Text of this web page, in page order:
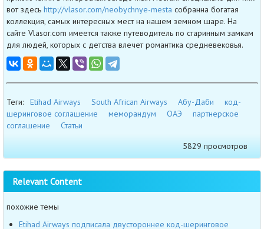
вот здесь http://vlasor.com/neobychnye-mesta собранна богатая
коллекция, самых интересных мест на нашем земном шаре. На
сайте Vlasor.com имеется также путеводитель по старинным замкам
для людей, которых с детства влечет романтика средневековья.
Теги: Etihad Airways South African Airways Абу-Даби
код-
шеринговое соглашение
меморандум ОАЭ
партнерское
соглашение
Статьи
5829 просмотров
Relevant Content
похожие темы
Etihad Airways подписала двустороннее код-шеринговое